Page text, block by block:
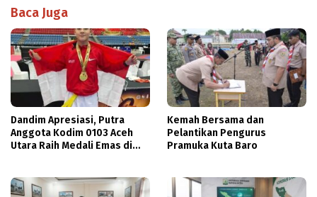
Baca Juga
Dandim Apresiasi, Putra
Anggota Kodim 0103 Aceh
Utara Raih Medali Emas di
Kemah Bersama dan
Pelantikan Pengurus
Pramuka Kuta Baro